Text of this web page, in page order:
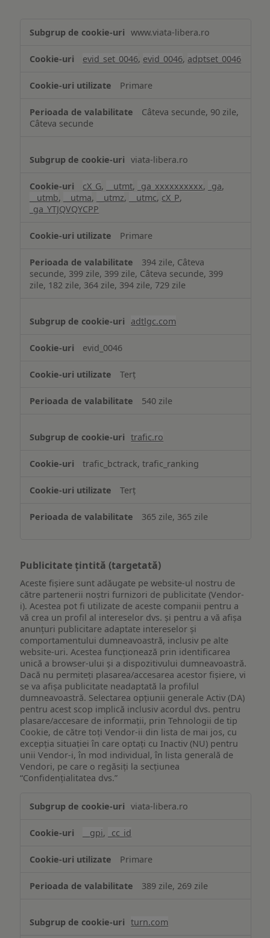
www.viata-libera.ro
evid_set_0046, evid_0046, adptset_0046
Primare
Câteva secunde, 90 zile,
Câteva secunde
viata-libera.ro
cX_G, __utmt, _ga_xxxxxxxxxx, _ga,
__utmb, __utma, __utmz, __utmc, cX_P,
_ga_YTJQVQYCPP
Primare
394 zile, Câteva
secunde, 399 zile, 399 zile, Câteva secunde, 399
zile, 182 zile, 364 zile, 394 zile, 729 zile
adtlgc.com
evid_0046
Terț
540 zile
trafic.ro
trafic_bctrack, trafic_ranking
Terț
365 zile, 365 zile
Publicitate țintită (targetată)
Aceste fișiere sunt adăugate pe website-ul nostru de
către partenerii noștri furnizori de publicitate (Vendor-
i). Acestea pot fi utilizate de aceste companii pentru a
vă crea un profil al intereselor dvs. și pentru a vă afișa
anunțuri publicitare adaptate intereselor și
comportamentului dumneavoastră, inclusiv pe alte
website-uri. Acestea funcționează prin identificarea
unică a browser-ului și a dispozitivului dumneavoastră.
Dacă nu permiteți plasarea/accesarea acestor fișiere, vi
se va afișa publicitate neadaptată la profilul
dumneavoastră. Selectarea opțiunii generale Activ (DA)
pentru acest scop implică inclusiv acordul dvs. pentru
plasare/accesare de informații, prin Tehnologii de tip
Cookie, de către toți Vendor-ii din lista de mai jos, cu
excepția situației în care optați cu Inactiv (NU) pentru
unii Vendor-i, în mod individual, în lista generală de
Vendori, pe care o regăsiți la secțiunea
“Confidențialitatea dvs.”
țintită
viata-libera.ro
__gpi, _cc_id
Primare
389 zile, 269 zile
turn.com